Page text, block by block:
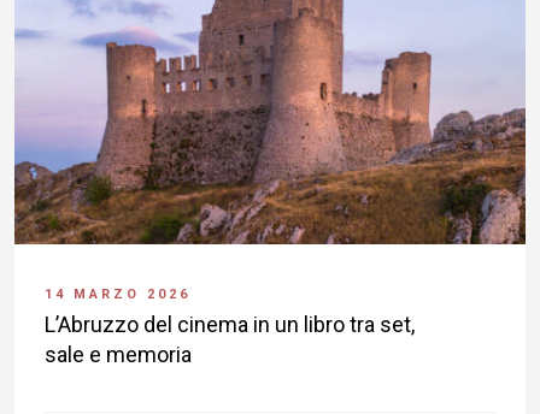
14 MARZO 2026
L’Abruzzo del cinema in un libro tra set,
sale e memoria